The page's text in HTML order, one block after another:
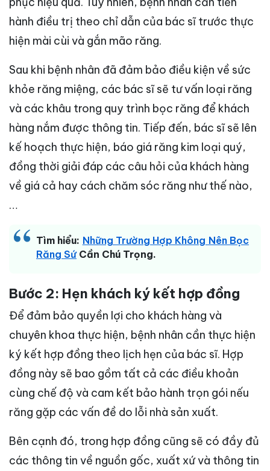
hành điều trị theo chỉ dẫn của bác sĩ trước thực
hiện mài cùi và gắn mão răng.
Sau khi bệnh nhân đã đảm bảo điều kiện về sức
khỏe răng miệng, các bác sĩ sẽ tư vấn loại răng
và các khâu trong quy trình bọc răng để khách
hàng nắm được thông tin. Tiếp đến, bác sĩ sẽ lên
kế hoạch thực hiện, báo giá răng kim loại quý,
đồng thời giải đáp các câu hỏi của khách hàng
về giá cả hay cách chăm sóc răng như thế nào,
…
Tìm hiểu: Những Trường Hợp Không Nên Bọc
Răng SứCần Chú Trọng.
Bước 2: Hẹn khách ký kết hợp đồng
Để đảm bảo quyền lợi cho khách hàng và
chuyên khoa thực hiện, bệnh nhân cần thực hiện
ký kết hợp đồng theo lịch hẹn của bác sĩ. Hợp
đồng này sẽ bao gồm tất cả các điều khoản
cùng chế độ và cam kết bảo hành trọn gói nếu
răng gặp các vấn đề do lỗi nhà sản xuất.
Bên cạnh đó, trong hợp đồng cũng sẽ có đầy đủ
các thông tin về nguồn gốc, xuất xứ và thông tin